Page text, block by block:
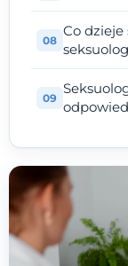
Co dzieje